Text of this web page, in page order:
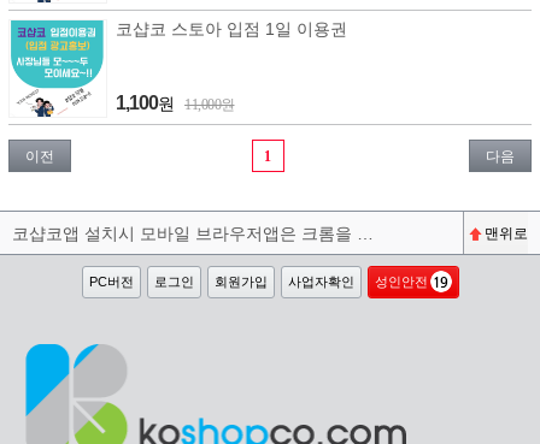
코샵코 스토아 입점 1일 이용권
1,100원 11,000원
이전 1 다음
맨위로
PC버전 로그인 회원가입 사업자확인 성인안전